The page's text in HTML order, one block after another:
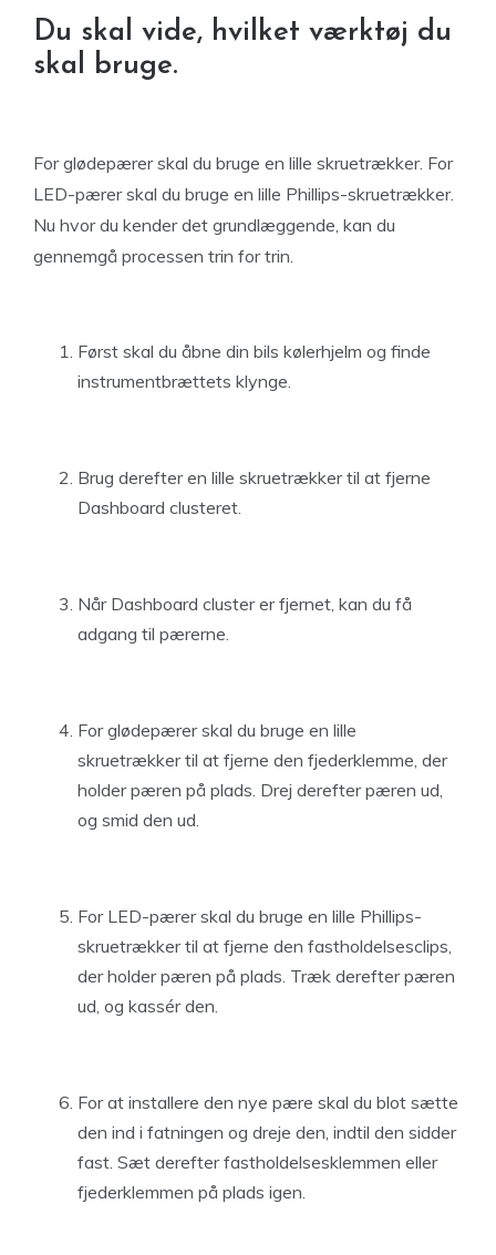
Du skal vide, hvilket værktøj du
skal bruge.
For glødepærer skal du bruge en lille skruetrækker. For
LED-pærer skal du bruge en lille Phillips-skruetrækker.
Nu hvor du kender det grundlæggende, kan du
gennemgå processen trin for trin.
Først skal du åbne din bils kølerhjelm og finde
instrumentbrættets klynge.
Brug derefter en lille skruetrækker til at fjerne
Dashboard clusteret.
Når Dashboard cluster er fjernet, kan du få
adgang til pærerne.
For glødepærer skal du bruge en lille
skruetrækker til at fjerne den fjederklemme, der
holder pæren på plads. Drej derefter pæren ud,
og smid den ud.
For LED-pærer skal du bruge en lille Phillips-
skruetrækker til at fjerne den fastholdelsesclips,
der holder pæren på plads. Træk derefter pæren
ud, og kassér den.
For at installere den nye pære skal du blot sætte
den ind i fatningen og dreje den, indtil den sidder
fast. Sæt derefter fastholdelsesklemmen eller
fjederklemmen på plads igen.